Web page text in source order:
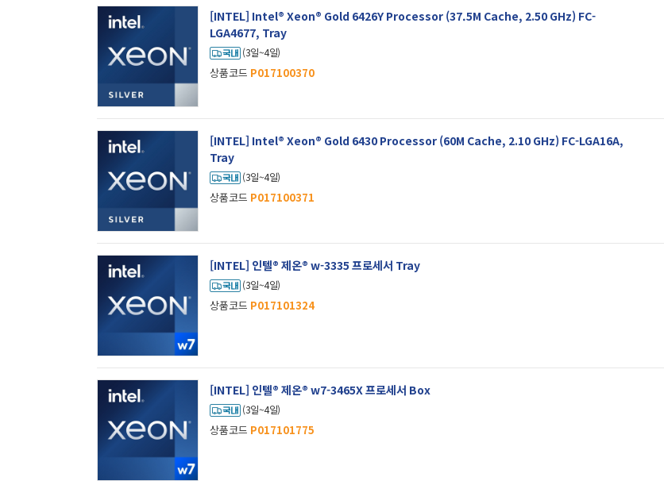
[INTEL] Intel® Xeon® Gold 6426Y Processor (37.5M Cache, 2.50 GHz) FC-
LGA4677, Tray
(3일~4일)
상품코드 P017100370
[INTEL] Intel® Xeon® Gold 6430 Processor (60M Cache, 2.10 GHz) FC-LGA16A,
Tray
(3일~4일)
상품코드 P017100371
[INTEL] 인텔® 제온® w-3335 프로세서 Tray
(3일~4일)
상품코드 P017101324
[INTEL] 인텔® 제온® w7-3465X 프로세서 Box
(3일~4일)
상품코드 P017101775